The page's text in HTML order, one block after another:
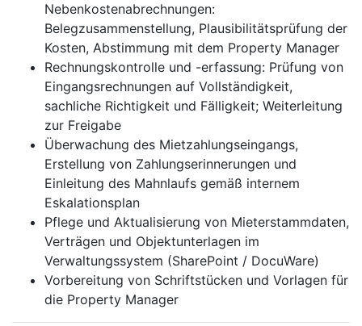
Nebenkostenabrechnungen:
Belegzusammenstellung, Plausibilitätsprüfung der
Kosten, Abstimmung mit dem Property Manager
Rechnungskontrolle und -erfassung: Prüfung von
Eingangsrechnungen auf Vollständigkeit,
sachliche Richtigkeit und Fälligkeit; Weiterleitung
zur Freigabe
Überwachung des Mietzahlungseingangs,
Erstellung von Zahlungserinnerungen und
Einleitung des Mahnlaufs gemäß internem
Eskalationsplan
Pflege und Aktualisierung von Mieterstammdaten,
Verträgen und Objektunterlagen im
Verwaltungssystem (SharePoint / DocuWare)
Vorbereitung von Schriftstücken und Vorlagen für
die Property Manager